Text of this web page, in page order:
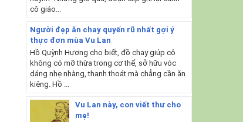
cô giáo...
Người đẹp ăn chay quyến rũ nhất gợi ý
thực đơn mùa Vu Lan
Hồ Quỳnh Hương cho biết, đồ chay giúp cô
không có mỡ thừa trong cơ thể, sở hữu vóc
dáng nhẹ nhàng, thanh thoát mà chẳng cần ăn
kiêng. Hồ ...
Vu Lan này, con viết thư cho
mẹ!